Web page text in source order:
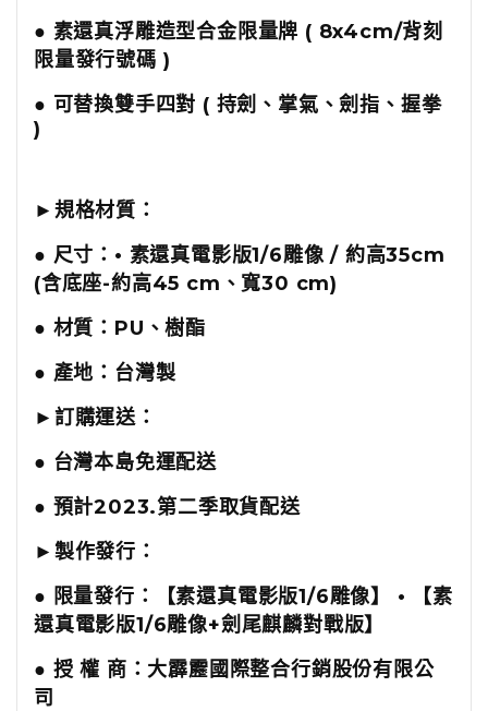
● 素還真浮雕造型合金限量牌 ( 8x4cm/背刻
限量發行號碼 )
● 可替換雙手四對 ( 持劍、掌氣、劍指、握拳
)
►規格材質：
● 尺寸：• 素還真電影版1/6雕像 / 約高35cm
(含底座-約高45 cm、寬30 cm)
● 材質：PU、樹酯
● 產地：台灣製
►訂購運送：
● 台灣本島免運配送
● 預計2023.第二季取貨配送
►製作發行：
● 限量發行：【素還真電影版1/6雕像】 • 【素
還真電影版1/6雕像+劍尾麒麟對戰版】
● 授 權 商：大霹靂國際整合行銷股份有限公
司